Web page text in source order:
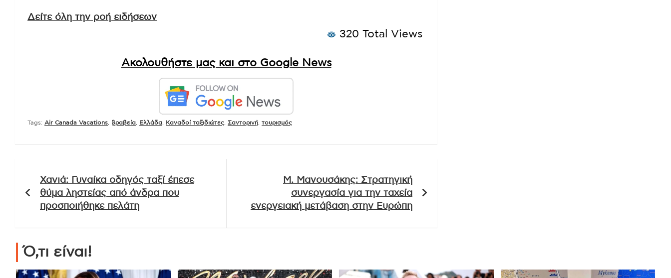
Δείτε όλη την ροή ειδήσεων
320 Total Views
Ακολουθήστε μας και στο Google News
Tags: Air Canada Vacations βραβεία Ελλάδα Καναδοί ταξιδιώτες Σαντορινή τουρισμός
άρθρων
Χανιά: Γυναίκα οδηγός ταξί έπεσε
θύμα ληστείας από άνδρα που
προσποιήθηκε πελάτη
Μ. Μανουσάκης: Στρατηγική
συνεργασία για την ταχεία
ενεργειακή μετάβαση στην Ευρώπη
Ό,τι είναι!